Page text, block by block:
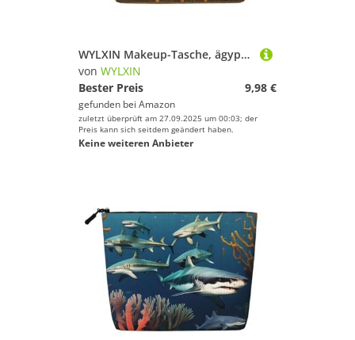
WYLXIN Makeup-Tasche, ägyptische Fresken, künstlicher Hanf, umweltfreundlich und langlebig, einfaches Design, einfach zu verstauen, Ihre Schönheitsutensilien, Schwarz, Einheitsgröße
von WYLXIN
Bester Preis
9,98 €
gefunden bei Amazon
zuletzt überprüft am 27.09.2025 um 00:03; der
Preis kann sich seitdem geändert haben.
Keine weiteren Anbieter